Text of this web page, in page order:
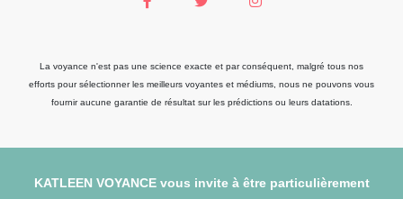
La voyance n'est pas une science exacte et par conséquent, malgré tous nos
efforts pour sélectionner les meilleurs voyantes et médiums, nous ne pouvons vous
fournir aucune garantie de résultat sur les prédictions ou leurs datations.
KATLEEN VOYANCE vous invite à être particulièrement